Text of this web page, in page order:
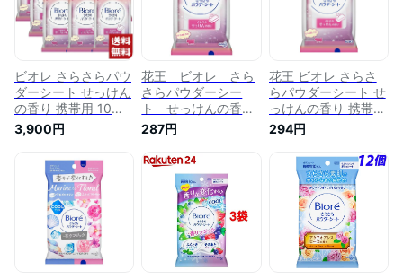
ビオレ さらさらパウ
ダーシート せっけん
の香り 携帯用 10枚
×10個セット
3,900円
花王 ビオレ さら
さらパウダーシー
ト せっけんの香
り 携帯用10枚入
287円
花王 ビオレ さらさ
らパウダーシート せ
っけんの香り 携帯用
10枚入
294円